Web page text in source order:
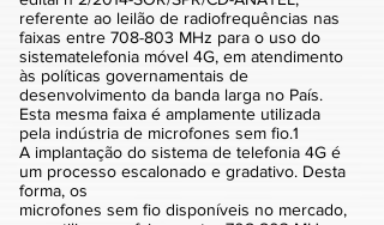
referente ao leilão de radiofrequências nas
faixas entre 708-803 MHz para o uso do
sistematelefonia móvel 4G, em atendimento
às políticas governamentais de
desenvolvimento da banda larga no País.
Esta mesma faixa é amplamente utilizada
pela indústria de microfones sem fio.1
A implantação do sistema de telefonia 4G é
um processo escalonado e gradativo. Desta
forma, os
microfones sem fio disponíveis no mercado,